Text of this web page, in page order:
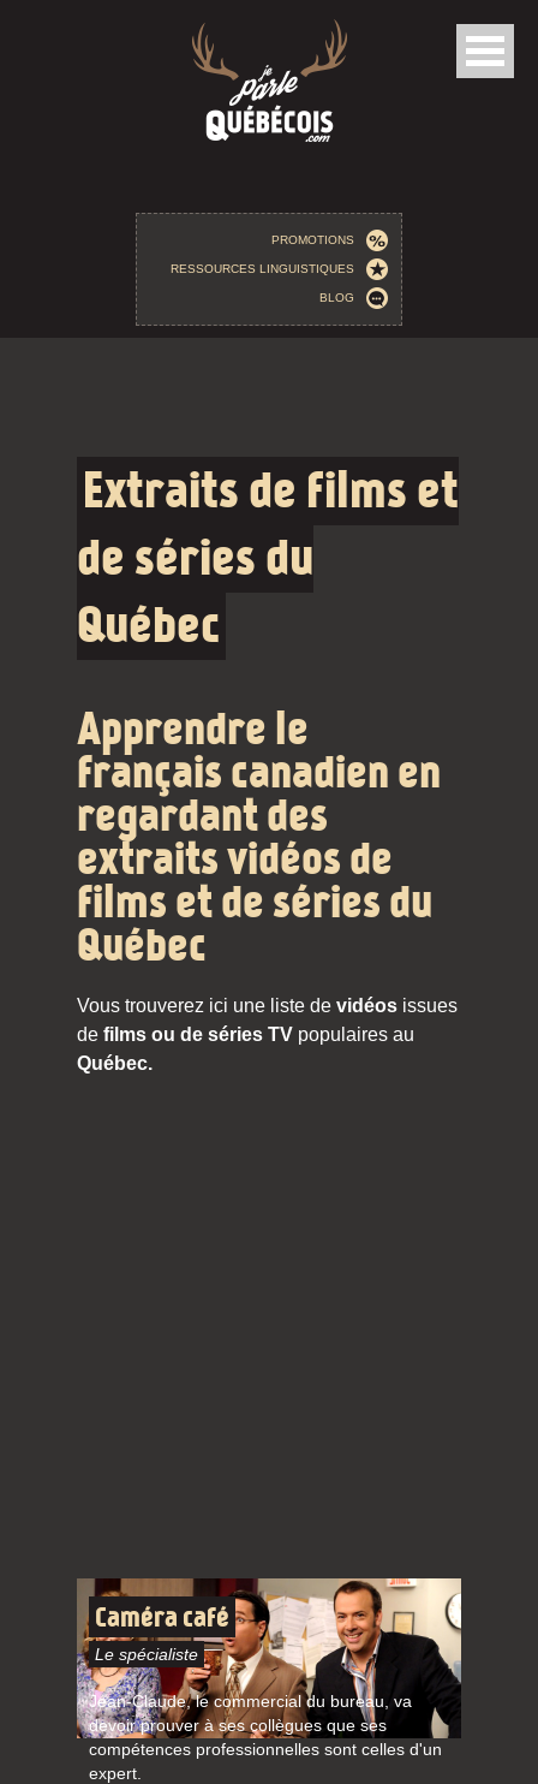
PROMOTIONS
RESSOURCES LINGUISTIQUES
BLOG
Extraits de films et
de séries du
Québec
Apprendre le
français canadien en
regardant des
extraits vidéos de
films et de séries du
Québec
Vous trouverez ici une liste de vidéos issues
de films ou de séries TV populaires au
Québec.
Caméra café
Le spécialiste
Jean-Claude, le commercial du bureau, va
devoir prouver à ses collègues que ses
compétences professionnelles sont celles d'un
expert.